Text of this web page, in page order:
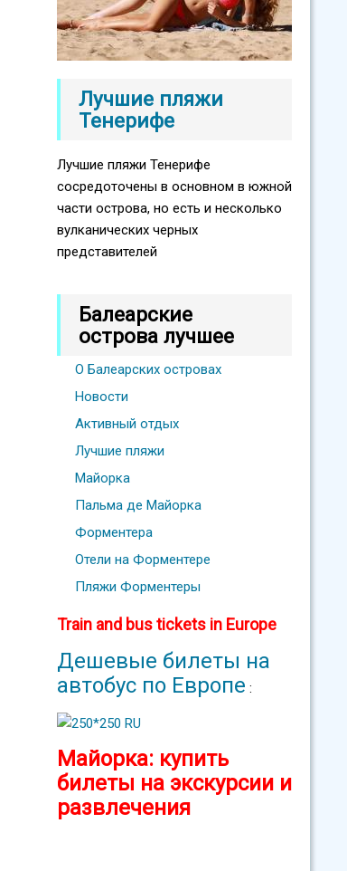
Лучшие пляжи
Тенерифе
Лучшие пляжи Тенерифе
сосредоточены в основном в южной
части острова, но есть и несколько
вулканических черных
представителей
Балеарские
острова лучшее
О Балеарских островах
Новости
Активный отдых
Лучшие пляжи
Майорка
Пальма де Майорка
Форментера
Отели на Форментере
Пляжи Форментеры
Train and bus tickets in Europe
Дешевые билеты на
автобус по Европе :
Майорка: купить
билеты на экскурсии и
развлечения